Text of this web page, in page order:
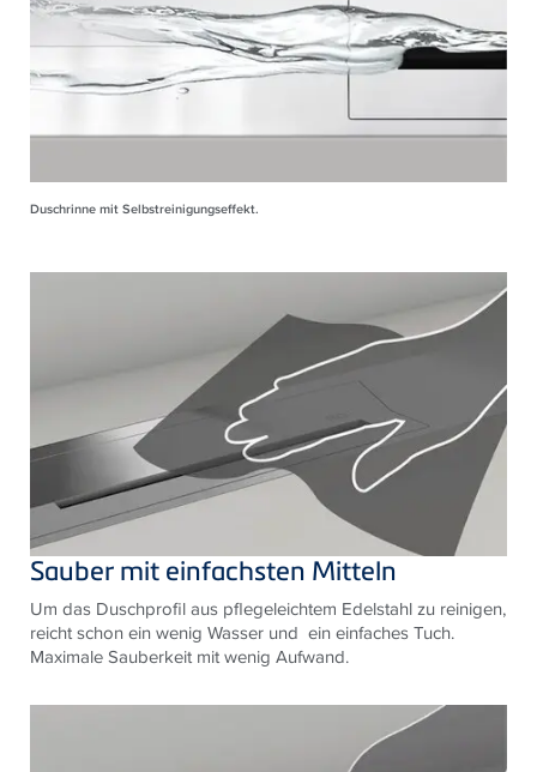
Duschrinne mit Selbstreinigungseffekt.
Sauber mit einfachsten Mitteln
Um das Duschprofil aus pflegeleichtem Edelstahl zu reinigen,
reicht schon ein wenig Wasser und ein einfaches Tuch.
Maximale Sauberkeit mit wenig Aufwand.